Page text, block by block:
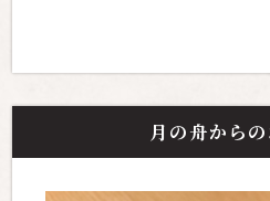
月の舟から